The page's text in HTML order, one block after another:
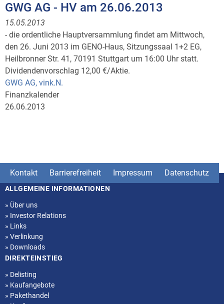
GWG AG - HV am 26.06.2013
15.05.2013
- die ordentliche Hauptversammlung findet am Mittwoch,
den 26. Juni 2013 im GENO-Haus, Sitzungssaal 1+2 EG,
Heilbronner Str. 41, 70191 Stuttgart um 16:00 Uhr statt.
Dividendenvorschlag 12,00 €/Aktie.
GWG AG, vink.N.
Finanzkalender
26.06.2013
Kontakt Barrierefreiheit Impressum Datenschutz
Seitenstruktur
ALLGEMEINE INFORMATIONEN
» Über uns
» Investor Relations
» Links
» Verlinkung
» Downloads
DIREKTEINSTIEG
» Delisting
» Kaufangebote
» Pakethandel